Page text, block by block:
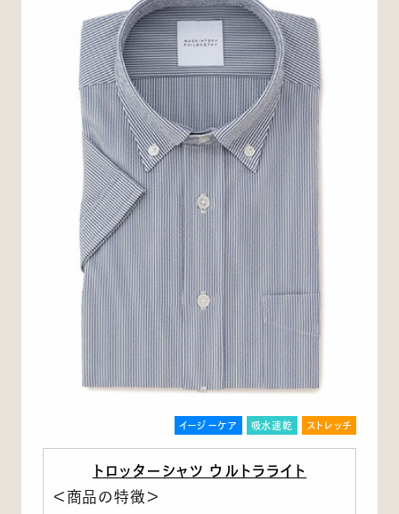
イージーケア 吸水速乾 ストレッチ
トロッターシャツ ウルトラライト
＜商品の特徴＞